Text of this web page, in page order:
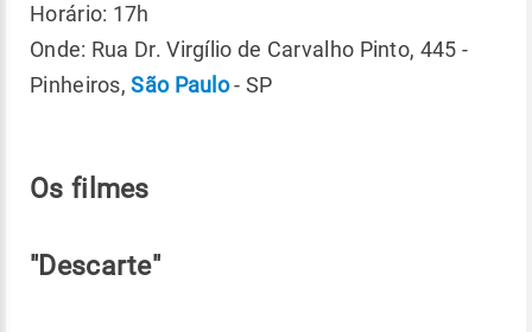
Horário: 17h
Onde: Rua Dr. Virgílio de Carvalho Pinto, 445 -
Pinheiros,São Paulo- SP
Os filmes
"Descarte"